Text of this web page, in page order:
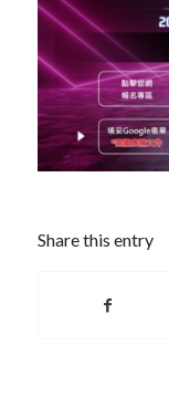
Share this entry